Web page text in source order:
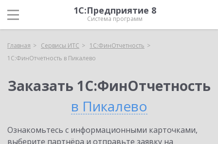
1С:Предприятие 8
Система программ
Главная Сервисы ИТС
1С:ФинОтчетность
1С:ФинОтчетность в Пикалево
Заказать 1С:ФинОтчетность
в Пикалево
Ознакомьтесь с информационными карточками,
выберите партнёра и отправьте заявку на